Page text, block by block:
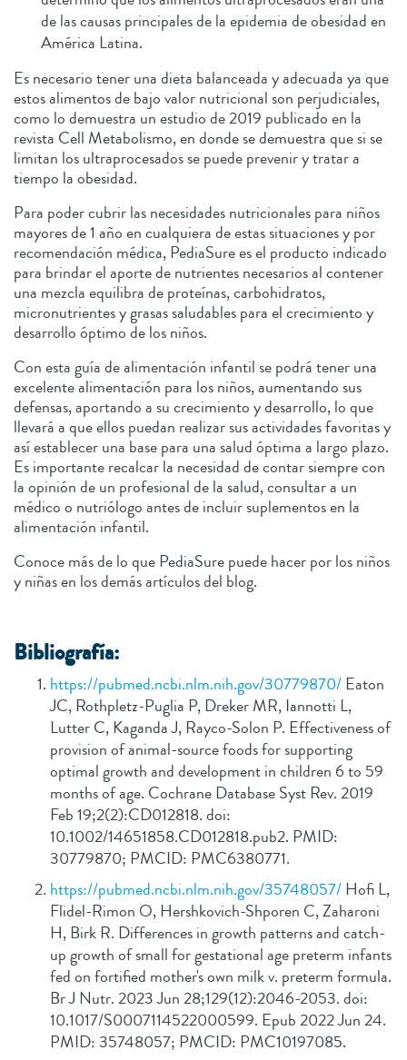
de las causas principales de la epidemia de obesidad en
América Latina.
Es necesario tener una dieta balanceada y adecuada ya que
estos alimentos de bajo valor nutricional son perjudiciales,
como lo demuestra un estudio de 2019 publicado en la
revista Cell Metabolismo, en donde se demuestra que si se
limitan los ultraprocesados se puede prevenir y tratar a
tiempo la obesidad.
Para poder cubrir las necesidades nutricionales para niños
mayores de 1 año en cualquiera de estas situaciones y por
recomendación médica, PediaSure es el producto indicado
para brindar el aporte de nutrientes necesarios al contener
una mezcla equilibra de proteínas, carbohidratos,
micronutrientes y grasas saludables para el crecimiento y
desarrollo óptimo de los niños.
Con esta guía de alimentación infantil se podrá tener una
excelente alimentación para los niños, aumentando sus
defensas, aportando a su crecimiento y desarrollo, lo que
llevará a que ellos puedan realizar sus actividades favoritas y
así establecer una base para una salud óptima a largo plazo.
Es importante recalcar la necesidad de contar siempre con
la opinión de un profesional de la salud, consultar a un
médico o nutriólogo antes de incluir suplementos en la
alimentación infantil.
Conoce más de lo que PediaSure puede hacer por los niños
y niñas en los demás artículos del blog.
Bibliografía:
https://pubmed.ncbi.nlm.nih.gov/30779870/Eaton
JC, Rothpletz-Puglia P, Dreker MR, Iannotti L,
Lutter C, Kaganda J, Rayco-Solon P. Effectiveness of
provision of animal-source foods for supporting
optimal growth and development in children 6 to 59
months of age. Cochrane Database Syst Rev. 2019
Feb 19;2(2):CD012818. doi:
10.1002/14651858.CD012818.pub2. PMID:
30779870; PMCID: PMC6380771.
https://pubmed.ncbi.nlm.nih.gov/35748057/Hofi L,
Flidel-Rimon O, Hershkovich-Shporen C, Zaharoni
H, Birk R. Differences in growth patterns and catch-
up growth of small for gestational age preterm infants
fed on fortified mother's own milk v. preterm formula.
Br J Nutr. 2023 Jun 28;129(12):2046-2053. doi:
10.1017/S0007114522000599. Epub 2022 Jun 24.
PMID: 35748057; PMCID: PMC10197085.